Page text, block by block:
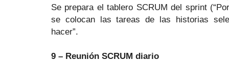
Se prepara el tablero SCRUM del sprint
se colocan las tareas de las historias
hacer”.
9 – Reunión SCRUM diario